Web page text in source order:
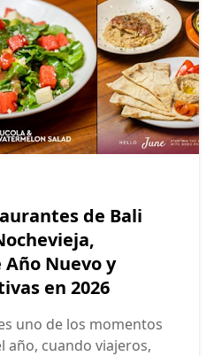
de Bali
Nuevo y
en 2026
uno de los momentos
año, cuando viajeros,